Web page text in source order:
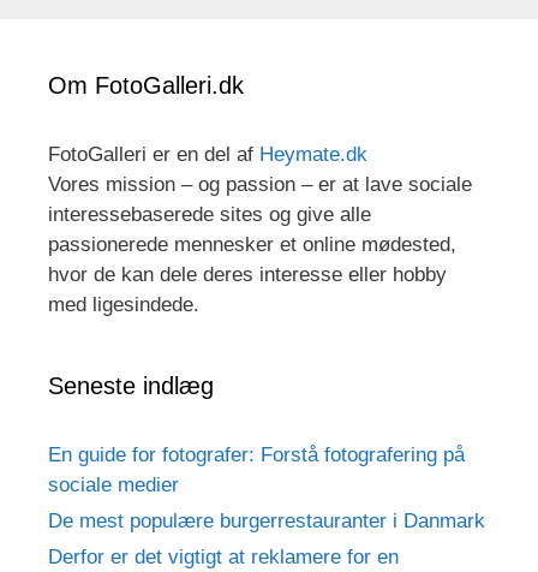
Om FotoGalleri.dk
FotoGalleri er en del af Heymate.dk
Vores mission – og passion – er at lave sociale
interessebaserede sites og give alle
passionerede mennesker et online mødested,
hvor de kan dele deres interesse eller hobby
med ligesindede.
Seneste indlæg
En guide for fotografer: Forstå fotografering på
sociale medier
De mest populære burgerrestauranter i Danmark
Derfor er det vigtigt at reklamere for en